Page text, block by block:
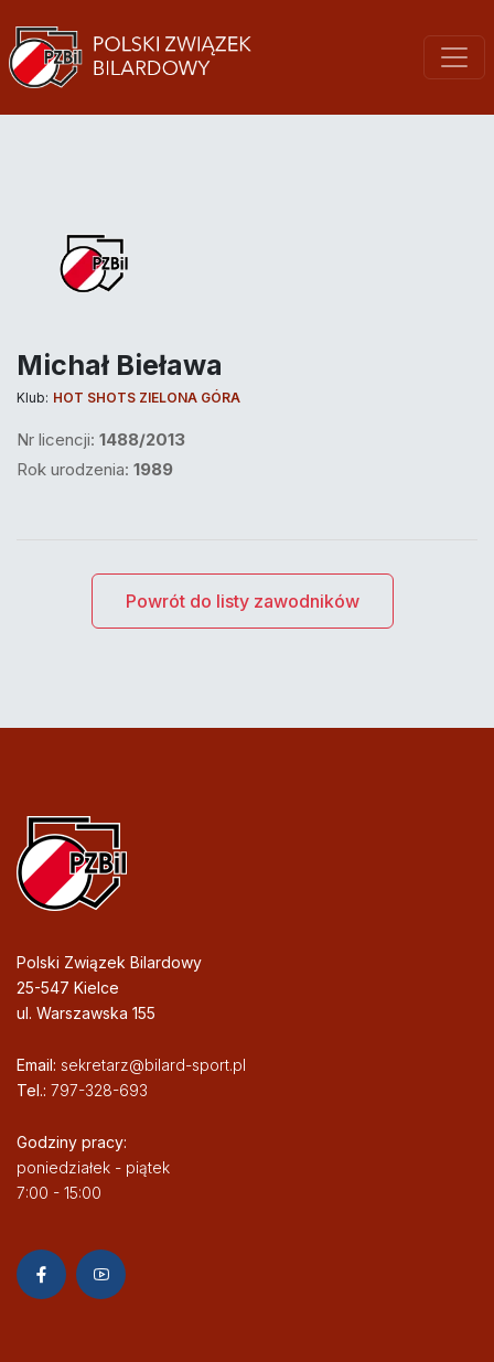
Michał Bieława
Klub: HOT SHOTS ZIELONA GÓRA
Nr licencji: 1488/2013
Rok urodzenia: 1989
Powrót do listy zawodników
Polski Związek Bilardowy
25-547 Kielce
ul. Warszawska 155
Email: sekretarz@bilard-sport.pl
Tel.: 797-328-693
Godziny pracy:
poniedziałek - piątek
7:00 - 15:00